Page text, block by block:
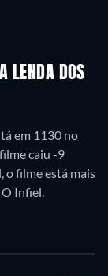
LENDA DOS
em 1130 no
caiu -9
o filme está mais
Infiel.